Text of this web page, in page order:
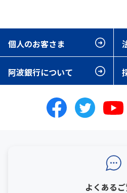
個人のお客さま
阿波銀行について
よくある